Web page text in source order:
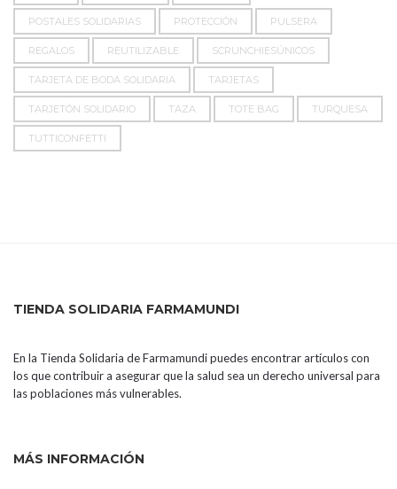
POSTALES SOLIDARIAS PROTECCIÓN PULSERA
REGALOS REUTILIZABLE SCRUNCHIESÚNICOS
TARJETA DE BODA SOLIDARIA TARJETAS
TARJETÓN SOLIDARIO TAZA TOTE BAG TURQUESA
TUTTICONFETTI
TIENDA SOLIDARIA FARMAMUNDI
En la Tienda Solidaria de Farmamundi puedes encontrar artículos con
los que contribuir a asegurar que la salud sea un derecho universal para
las poblaciones más vulnerables.
MÁS INFORMACIÓN